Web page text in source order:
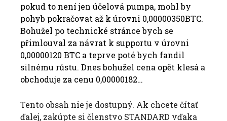
pokud to není jen účelová pumpa, mohl by
pohyb pokračovat až k úrovni 0,00000350BTC.
Bohužel po technické stránce bych se
přimlouval za návrat k supportu v úrovni
0,00000120 BTC a teprve poté bych fandil
silnému růstu. Dnes bohužel cena opět klesá a
obchoduje za cenu 0,00000182…
Tento obsah nie je dostupný. Ak chcete čítať
ďalej, zakúpte si členstvo STANDARD vďaka